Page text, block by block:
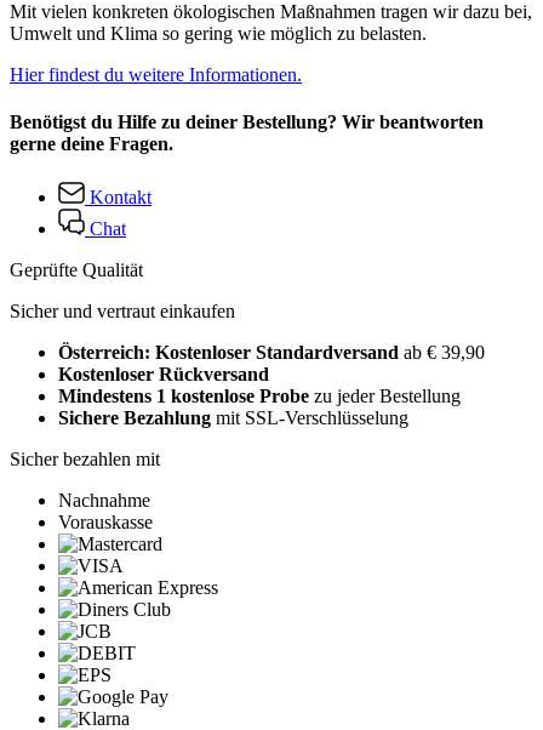
Mit vielen konkreten ökologischen Maßnahmen tragen wir dazu bei,
Umwelt und Klima so gering wie möglich zu belasten.
Hier findest du weitere Informationen.
Benötigst du Hilfe zu deiner Bestellung? Wir beantworten
gerne deine Fragen.
Kontakt
Chat
Geprüfte Qualität
Sicher und vertraut einkaufen
Österreich: Kostenloser Standardversand ab € 39,90
Kostenloser Rückversand
Mindestens 1 kostenlose Probe zu jeder Bestellung
Sichere Bezahlung mit SSL-Verschlüsselung
Sicher bezahlen mit
Nachnahme
Vorauskasse